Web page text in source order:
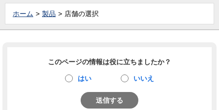
ホーム 製品 店舗の選択
このページの情報は役に立ちましたか？
はい いいえ
送信する